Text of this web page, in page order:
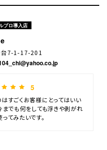
プロ導入店
7-1-17-201
5
すごくお客様にとってはいい
までも何をしても浮きや剥がれ
てみたいです。